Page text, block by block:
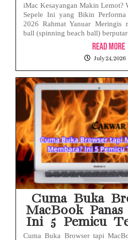
iMac Kesayangan Makin Lemot?
Sepele Ini yang Bikin
2026 Rahmat Yanuar Meringis
ball (spinning beach ball)
Read More
July 24, 2026
Cuma Buka
MacBook Panas
Ini 5 Pemicu
Cuma Buka Browser tapi